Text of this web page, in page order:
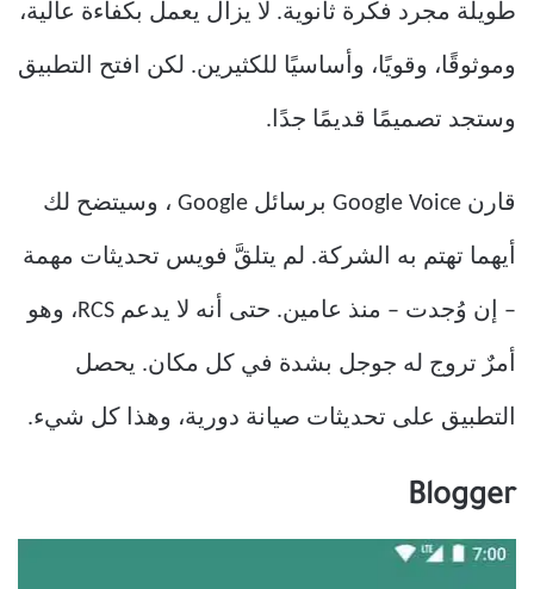
طويلة مجرد فكرة ثانوية. لا يزال يعمل بكفاءة عالية،
وموثوقًا، وقويًا، وأساسيًا للكثيرين. لكن افتح التطبيق
وستجد تصميمًا قديمًا جدًا.
قارن Google Voice برسائل Google ، وسيتضح لك
أيهما تهتم به الشركة. لم يتلقَّ فويس تحديثات مهمة
– إن وُجدت – منذ عامين. حتى أنه لا يدعم RCS، وهو
أمرٌ تروج له جوجل بشدة في كل مكان. يحصل
التطبيق على تحديثات صيانة دورية، وهذا كل شيء.
Blogger